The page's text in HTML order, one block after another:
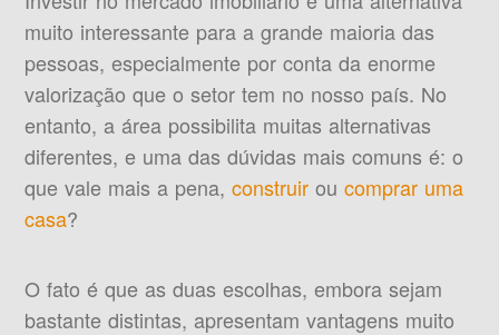
muito interessante para a grande maioria das
pessoas, especialmente por conta da enorme
valorização que o setor tem no nosso país. No
entanto, a área possibilita muitas alternativas
diferentes, e uma das dúvidas mais comuns é: o
que vale mais a pena,construir oucomprar uma
casa?
O fato é que as duas escolhas, embora sejam
bastante distintas, apresentam vantagens muito